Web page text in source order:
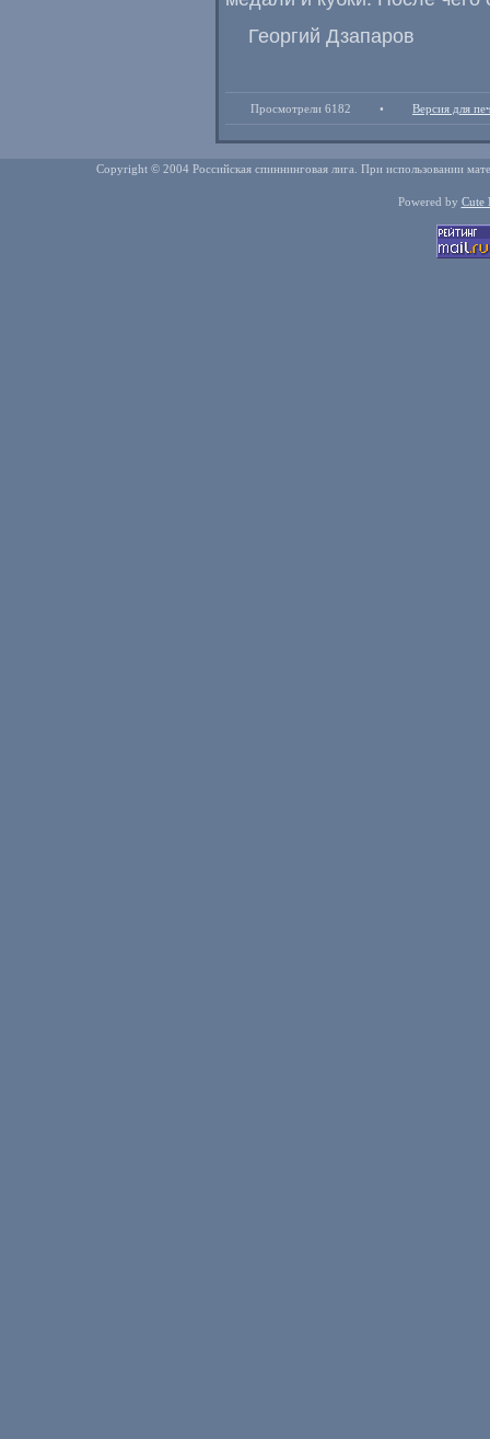
Георгий Дзапаров
Просмотрели 6182 • Версия для
Copyright © 2004 Российская спиннинговая лига. При использовании
Powered by Cute